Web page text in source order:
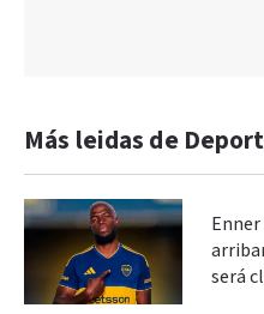
Más leidas de
será